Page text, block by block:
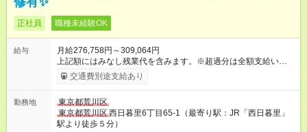
正社員 職種未経験OK
給与
月給276,758円～309,064円
上記額にはみなし残業代を含みます。※超過分は全額支給いたし
ます。 みなし残業代 19,758円 ～ 22,064円／月 みなし残業時
間 10時間／月 【試用期間】試用期間あり 試用期間の長さ：3ヶ
用形態：本採用時と同じです。 給与：月給 263,835
円 ～ 269,219円 上記額にはみなし残業代を含みます。※超過分
は全額支給いたします。 みなし残業代 18,835円以上／月 みなし
交通費別途支給あり
勤務地
東京都荒川区
東京都荒川区西日暮里6丁目65-1（最寄り駅：JR「西日暮里」
駅より徒歩５分）